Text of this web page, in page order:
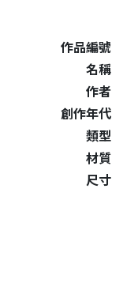
作品編號
名稱
作者
創作年代
類型
材質
尺寸